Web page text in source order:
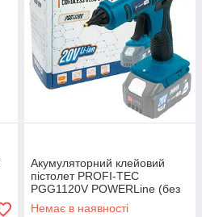
Акумуляторний клейовий
пістолет PROFI-TEC
PGG1120V POWERLine (без
акумулятора та зарядного
Немає в наявності